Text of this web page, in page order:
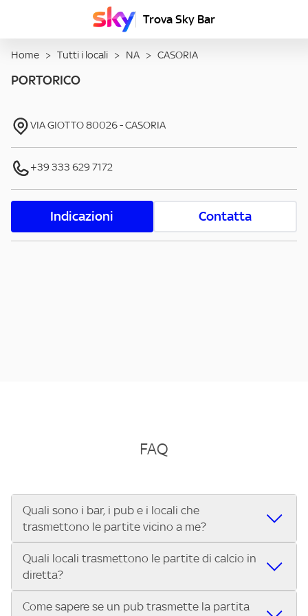
Trova Sky Bar
Home > Tutti i locali > NA > CASORIA
PORTORICO
VIA GIOTTO80026-CASORIA
+39 333 629 7172
Indicazioni Contatta
FAQ
Quali sono i bar, i pub e i locali che
trasmettono le partite vicino a me?
Se cerchi un bar, pub, ristorante o locale vicino a te per
vedere le partite di Serie A ENILIVE, la Serie C Sky Wifi, la
UEFA Champions League, la UEFA Europa League, la UEFA
Conference League, il Tennis, la Formula 1®, la MotoGP™ e
Quali locali trasmettono le partite di calcio in
diretta?
Vuoi sapere quali bar, pub o ristoranti mostrano le partite
Come sapere se un pub trasmette la partita